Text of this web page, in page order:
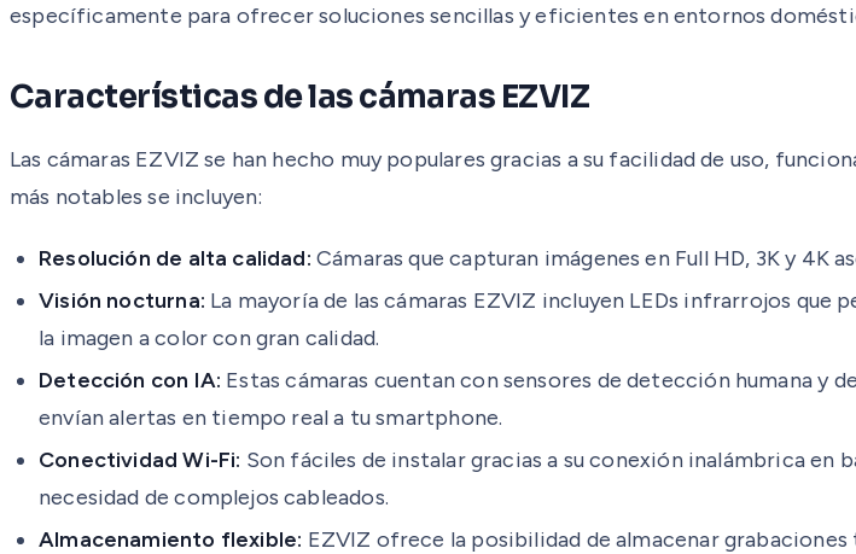
específicamente para ofrecer soluciones sencillas y eficientes en entornos
Características de las cámaras EZVIZ
Las cámaras EZVIZ se han hecho muy populares gracias a su facilidad de uso,
más notables se incluyen:
Resolución de alta calidad: Cámaras que capturan imágenes en Full HD, 3K y 4K
Visión nocturna: La mayoría de las cámaras EZVIZ incluyen LEDs infrarrojos
la imagen a color con gran calidad.
Detección con IA: Estas cámaras cuentan con sensores de detección humana
envían alertas en tiempo real a tu smartphone.
Conectividad Wi-Fi: Son fáciles de instalar gracias a su conexión inalámbrica en
necesidad de complejos cableados.
Almacenamiento flexible: EZVIZ ofrece la posibilidad de almacenar